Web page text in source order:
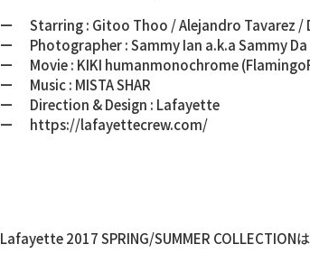
ー Starring : Gitoo Thoo / Alejandro Tavarez /
ー Photographer : Sammy Ian a.k.a Sammy Da
ー Movie : KIKI humanmonochrome
ー Music : MISTA SHAR
ー Direction & Design : Lafayette
ー https://lafayettecrew.com/
Lafayette 2017 SPRING/SUMMER COLLECTION